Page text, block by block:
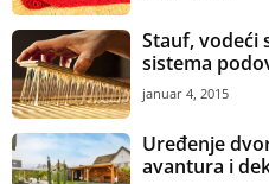
Stauf, vodeći
sistema
januar 4, 2015
Uređenje
avantura i